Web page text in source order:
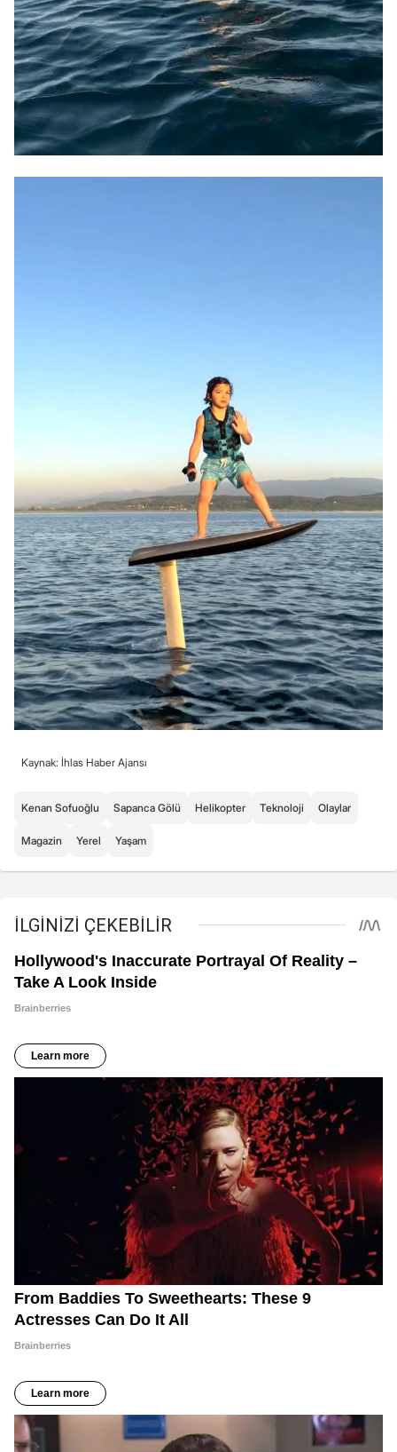
Kaynak: İhlas Haber Ajansı
Kenan Sofuoğlu Sapanca Gölü Helikopter Teknoloji Olaylar
Magazin Yerel Yaşam